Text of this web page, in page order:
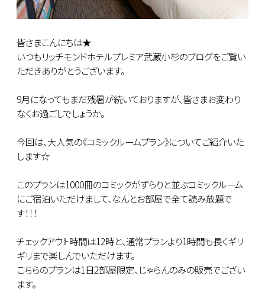
皆さまこんにちは★
いつもリッチモンドホテルプレミア武蔵小杉のブログをご覧い
ただきありがとうございます。
9月になってもまだ残暑が続いておりますが、皆さまお変わり
なくお過ごしでしょうか。
今回は、大人気の《コミックルームプラン》についてご紹介いた
します☆
このプランは1000冊のコミックがずらりと並ぶコミックルーム
にご宿泊いただけまして、なんとお部屋で全て読み放題で
す！！！
チェックアウト時間は12時と、通常プランより1時間も長くギリ
ギリまで楽しんでいただけます。
こちらのプランは1日2部屋限定、じゃらんのみの販売でござい
ます。